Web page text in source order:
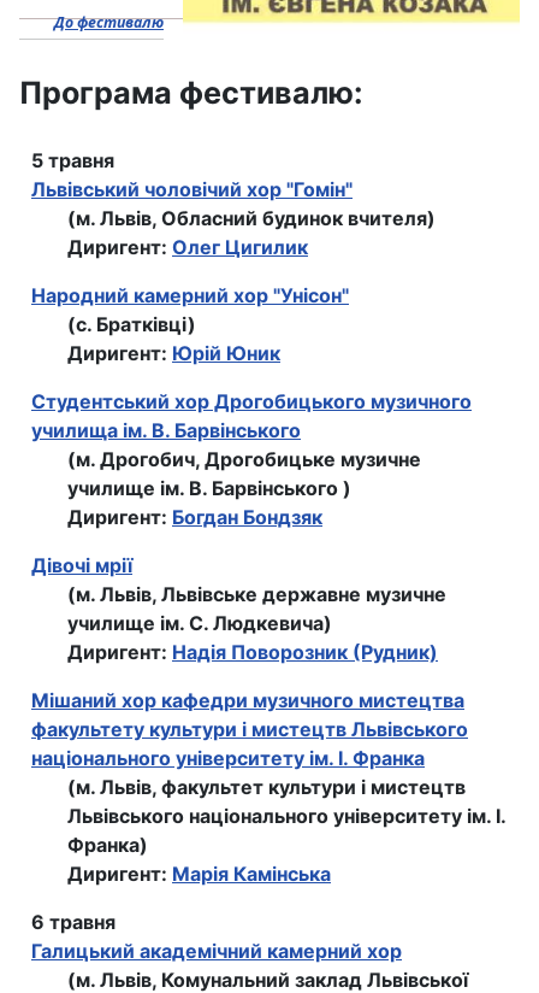
До фестивалю
Програма фестивалю:
5 травня
Львівський чоловічий хор "Гомін"
(м. Львів, Обласний будинок вчителя)
Диригент: Олег Цигилик
Народний камерний хор "Унісон"
(с. Братківці)
Диригент: Юрій Юник
Студентський хор Дрогобицького музичного
училища ім. В. Барвінського
(м. Дрогобич, Дрогобицьке музичне
училище ім. В. Барвінського )
Диригент: Богдан Бондзяк
Дівочі мрії
(м. Львів, Львівське державне музичне
училище ім. С. Людкевича)
Диригент: Надія Поворозник (Рудник)
Мішаний хор кафедри музичного мистецтва
факультету культури і мистецтв Львівського
національного університету ім. І. Франка
(м. Львів, факультет культури і мистецтв
Львівського національного університету ім. І.
Франка)
Диригент: Марія Камінська
6 травня
Галицький академічний камерний хор
(м. Львів, Комунальний заклад Львівської